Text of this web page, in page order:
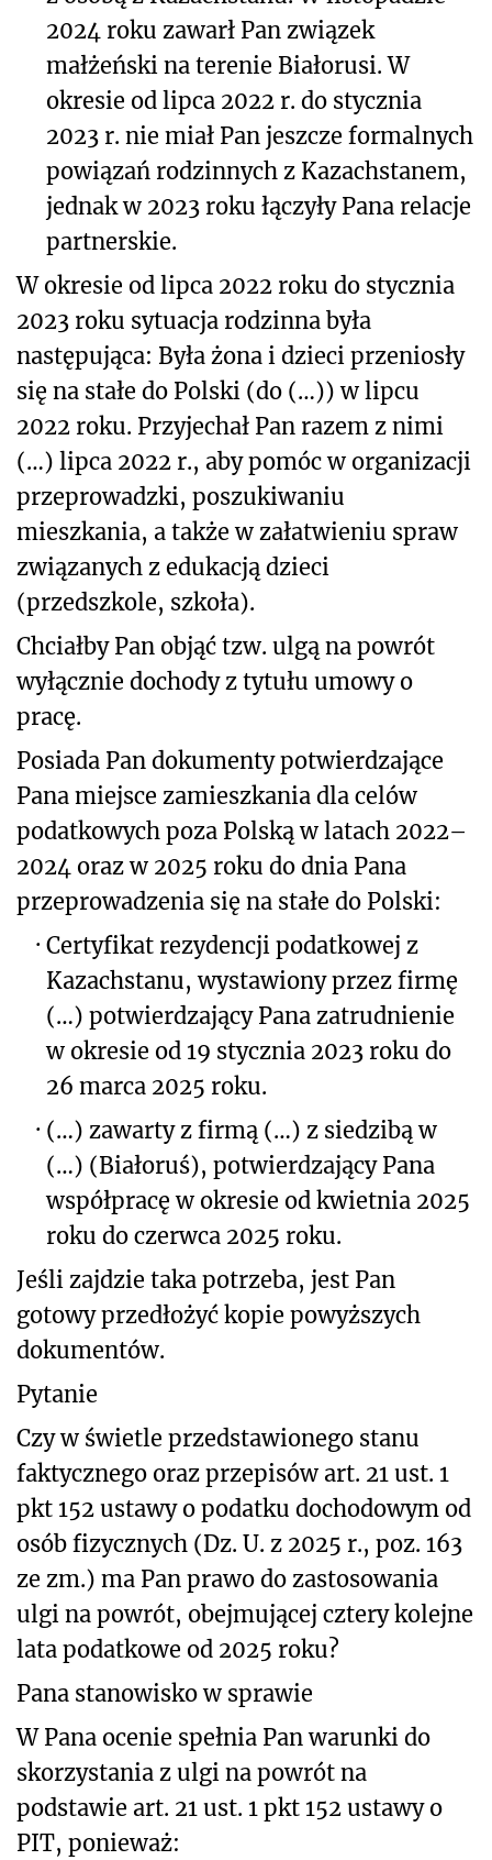
2024 roku zawarł Pan związek
małżeński na terenie Białorusi. W
okresie od lipca 2022 r. do stycznia
2023 r. nie miał Pan jeszcze formalnych
powiązań rodzinnych z Kazachstanem,
jednak w 2023 roku łączyły Pana relacje
partnerskie.
W okresie od lipca 2022 roku do stycznia
2023 roku sytuacja rodzinna była
następująca: Była żona i dzieci przeniosły
się na stałe do Polski (do (…)) w lipcu
2022 roku. Przyjechał Pan razem z nimi
(…) lipca 2022 r., aby pomóc w organizacji
przeprowadzki, poszukiwaniu
mieszkania, a także w załatwieniu spraw
związanych z edukacją dzieci
(przedszkole, szkoła).
Chciałby Pan objąć tzw. ulgą na powrót
wyłącznie dochody z tytułu umowy o
pracę.
Posiada Pan dokumenty potwierdzające
Pana miejsce zamieszkania dla celów
podatkowych poza Polską w latach 2022–
2024 oraz w 2025 roku do dnia Pana
przeprowadzenia się na stałe do Polski:
· Certyfikat rezydencji podatkowej z
Kazachstanu, wystawiony przez firmę
(…) potwierdzający Pana zatrudnienie
w okresie od 19 stycznia 2023 roku do
26 marca 2025 roku.
· (…) zawarty z firmą (…) z siedzibą w
(…) (Białoruś), potwierdzający Pana
współpracę w okresie od kwietnia 2025
roku do czerwca 2025 roku.
Jeśli zajdzie taka potrzeba, jest Pan
gotowy przedłożyć kopie powyższych
dokumentów.
Pytanie
Czy w świetle przedstawionego stanu
faktycznego oraz przepisów art. 21 ust. 1
pkt 152 ustawy o podatku dochodowym od
osób fizycznych (Dz. U. z 2025 r., poz. 163
ze zm.) ma Pan prawo do zastosowania
ulgi na powrót, obejmującej cztery kolejne
lata podatkowe od 2025 roku?
Pana stanowisko w sprawie
W Pana ocenie spełnia Pan warunki do
skorzystania z ulgi na powrót na
podstawie art. 21 ust. 1 pkt 152 ustawy o
PIT, ponieważ: